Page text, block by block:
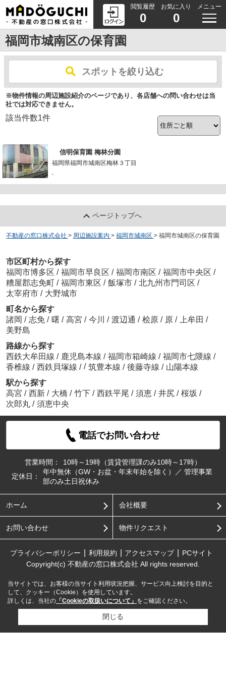
閲覧履歴
0
お気に入り
0
メニュー
福岡市城南区の保育園
スポットを絞り込む
※物件情報の周辺施設紹介のページであり、各店舗への問い合わせは当
社では対応できません。
該当件数1件
信明保育園 梅林分園
福岡県福岡市城南区梅林３丁目
-
ページトップへ
不動産の窓口株式会社 > 周辺施設案内 > 福岡市城南区 > 福岡市城南区の保育園
市区町村から探す
福岡市博多区 / 福岡市早良区 / 福岡市南区 / 福岡市中央区 /
糟屋郡志免町 / 福岡市東区 / 飯塚市 / 北九州市門司区 /
太宰府市 / 大野城市
町名から探す
諸岡 / 志免 / 曙 / 高宮 / 今川 / 渡辺通 / 桧原 / 原 / 上牟田 /
美野島
路線から探す
西鉄大牟田線 / 鹿児島本線 / 福岡市箱崎線 / 福岡市七隈線 /
香椎線 / 西鉄貝塚線 / / 筑豊本線 / 後藤寺線 / 山陽本線
駅から探す
高宮 / 西新 / 大橋 / 竹下 / 西鉄平尾 / 須恵 / 井尻 / 桜坂 /
次郎丸 / 須恵中央
電話でお問い合わせ
営業時間：
10時～19時（賃貸管理課のみ10時～17時）
定休日：
年中無休（GW・お盆・年末年始を除く）／ 管理事業
部のみ土日祝休み
ホーム 会社概要
お問い合わせ 物件リクエスト
プライバシーポリシー 利用規約 アクセスマップ
PCサイト
Copyright(c) 不動産の窓口株式会社 All rights reserved.
当サイトでは、お客様の当サイト利用状況把握、サービス向上検討を目的と
して、クッキー（Cookie）を使用しています。
詳しくは、当社の 「Cookieの取扱いについて」 をご確認ください。
閉じる